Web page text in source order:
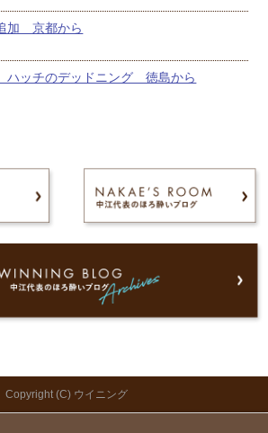
加 京都から
ハッチのデッドニング 徳島から
Copyright (C) ウイニング